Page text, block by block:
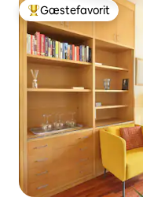
Bedste gæstefavorit
Gæstefavorit